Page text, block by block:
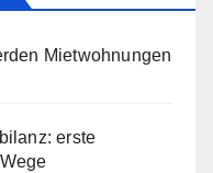
Mietwohnungen
erste